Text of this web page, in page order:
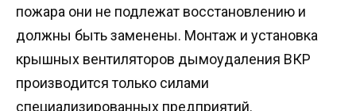
пожара они не подлежат восстановлению и
должны быть заменены. Монтаж и установка
крышных вентиляторов дымоудаления ВКР
производится только силами
специализированных предприятий.